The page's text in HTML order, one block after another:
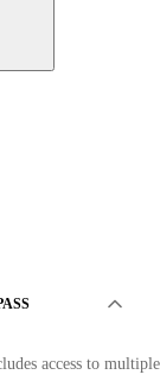
access to multiple